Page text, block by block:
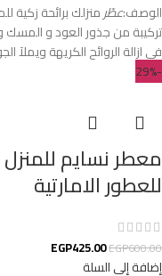
الوصف:عطّرمنزلك برائحة زكية
تركيبة من جذور العود و المسك
فى ازالة الروائح الكريهة
-29%
للعطور الامارتية
EGP600.00
EGP425.00
إضافة إلى السلة